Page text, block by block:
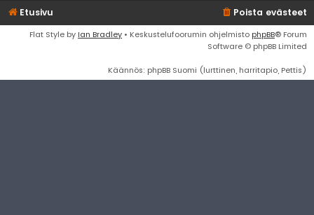
Etusivu Poista evästeet
Flat Style by Ian Bradley • Keskustelufoorumin ohjelmisto phpBB® Forum
Software © phpBB Limited
Käännös: phpBB Suomi (lurttinen, harritapio, Pettis)